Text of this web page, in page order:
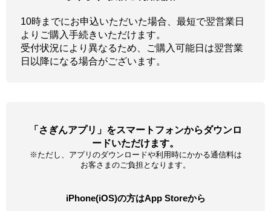
10時までにお申込いただいた場合、最短で翌営業日
よりご購入手続きいただけます。
受付状況により異なるため、ご購入可能日は翌営業
日以降になる場合がございます。
「さぎんアプリ」をスマートフォンからダウンロ
ードいただけます。
※ただし、アプリのダウンロードや利用時にかかる通信料は
お客さまのご負担となります。
iPhone(iOS)の方はApp Storeから